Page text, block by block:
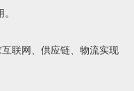
联网、供应链、物流实现